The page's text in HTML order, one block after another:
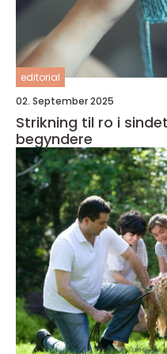
editorial
02. September 2025
Strikning til ro i
begyndere